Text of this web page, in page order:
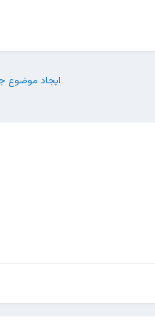
ایجاد موضوع